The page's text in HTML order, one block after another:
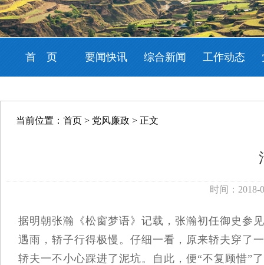
首 页 要闻快讯 综合新闻 工作动态
当前位置： 首页 > 党风廉政 > 正文
时间：
据明朝张瀚《松窗梦语》记载，张瀚初任御史参
遇雨，轿子行得极慢。仔细一看，原来轿夫穿了
轿夫一不小心踩进了泥坑。自此，便“不复顾惜”